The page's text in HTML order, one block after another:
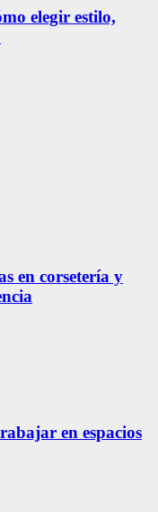
elegir estilo,
en corsetería y
en espacios